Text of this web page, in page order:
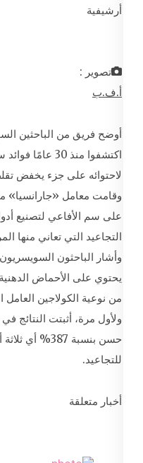
أرشيفية
تصوير :
أ.ف.ب
أوضح فريق من الباحثين
اكتشفوا منذ 30
لاحتوائه على جزء يخفض
على سم الأفاعي لتصنيع
التجاعيد التي تعاني منها
وأشار الباحثون
يحتوي على الأحماض
من نوعية الكولاجين
ولأول مرة، أثبتت النتائج
حسن بنسبة
للتجاعيد.
أخبار متعلقة